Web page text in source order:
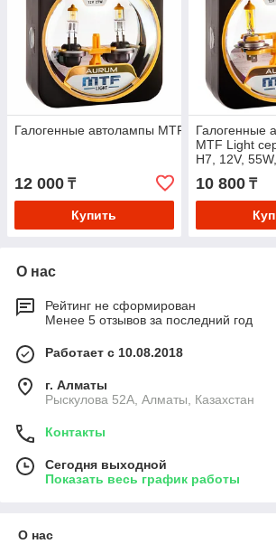
Галогенные автолампы MTF Light серия
12 000 ₸
Купить
Галогенные
MTF Light
H7, 12V,
10 800₸
О нас
Рейтинг не сформирован
Менее 5 отзывов за последний год
Работает с 10.08.2018
г. Алматы
Рыскулова 52А, Алматы, Казахстан
Контакты
Сегодня выходной
Показать весь график работы
О нас